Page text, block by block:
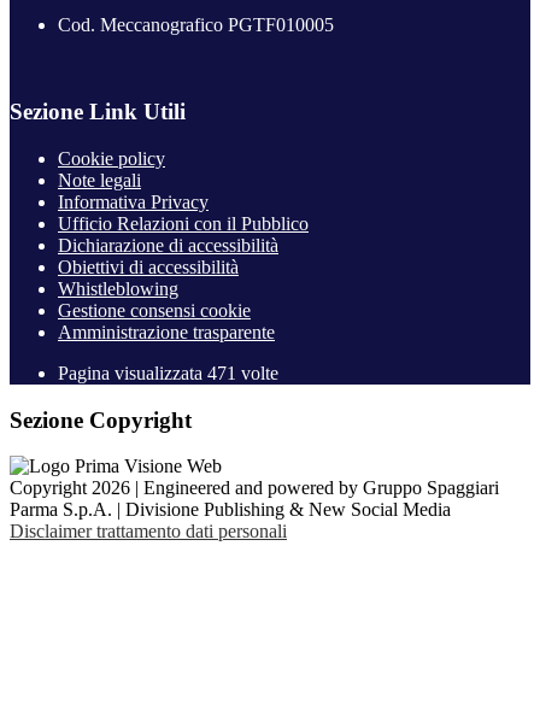
Cod. Meccanografico PGTF010005
Sezione Link Utili
Cookie policy
Note legali
Informativa Privacy
Ufficio Relazioni con il Pubblico
Dichiarazione di accessibilità
Obiettivi di accessibilità
Whistleblowing
Gestione consensi cookie
Amministrazione trasparente
Pagina visualizzata 471 volte
Sezione Copyright
Copyright 2026 | Engineered and powered by Gruppo Spaggiari
Parma S.p.A. | Divisione Publishing & New Social Media
Disclaimer trattamento dati personali